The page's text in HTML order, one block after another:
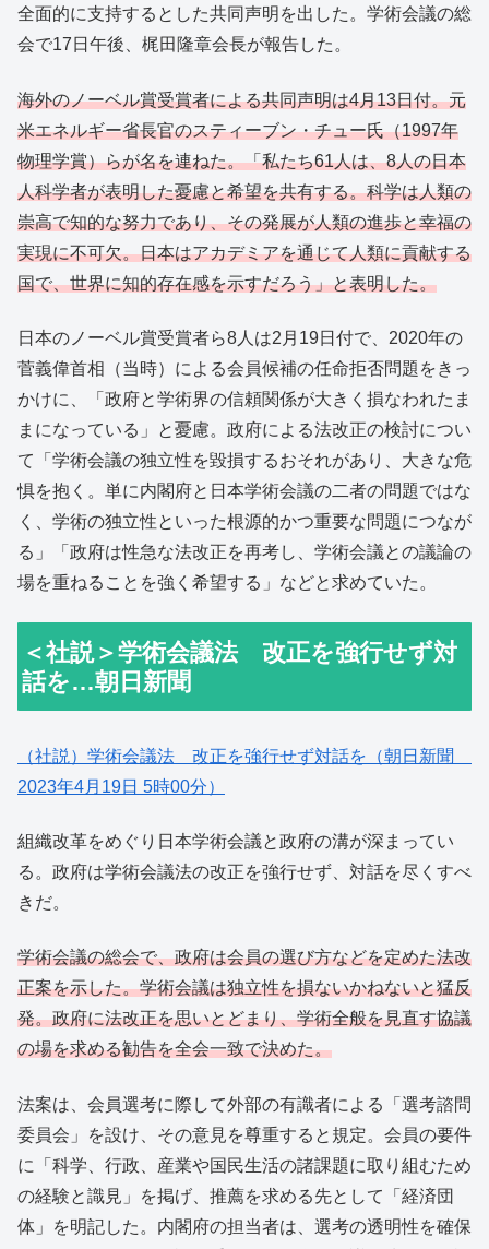
全面的に支持するとした共同声明を出した。学術会議の総
会で17日午後、梶田隆章会長が報告した。
海外のノーベル賞受賞者による共同声明は4月13日付。元
米エネルギー省長官のスティーブン・チュー氏（1997年
物理学賞）らが名を連ねた。「私たち61人は、8人の日本
人科学者が表明した憂慮と希望を共有する。科学は人類の
崇高で知的な努力であり、その発展が人類の進歩と幸福の
実現に不可欠。日本はアカデミアを通じて人類に貢献する
国で、世界に知的存在感を示すだろう」と表明した。
日本のノーベル賞受賞者ら8人は2月19日付で、2020年の
菅義偉首相（当時）による会員候補の任命拒否問題をきっ
かけに、「政府と学術界の信頼関係が大きく損なわれたま
まになっている」と憂慮。政府による法改正の検討につい
て「学術会議の独立性を毀損するおそれがあり、大きな危
惧を抱く。単に内閣府と日本学術会議の二者の問題ではな
く、学術の独立性といった根源的かつ重要な問題につなが
る」「政府は性急な法改正を再考し、学術会議との議論の
場を重ねることを強く希望する」などと求めていた。
＜社説＞学術会議法 改正を強行せず対
話を…朝日新聞
（社説）学術会議法 改正を強行せず対話を（朝日新聞
2023年4月19日 5時00分）
組織改革をめぐり日本学術会議と政府の溝が深まってい
る。政府は学術会議法の改正を強行せず、対話を尽くすべ
きだ。
学術会議の総会で、政府は会員の選び方などを定めた法改
正案を示した。学術会議は独立性を損ないかねないと猛反
発。政府に法改正を思いとどまり、学術全般を見直す協議
の場を求める勧告を全会一致で決めた。
法案は、会員選考に際して外部の有識者による「選考諮問
委員会」を設け、その意見を尊重すると規定。会員の要件
に「科学、行政、産業や国民生活の諸課題に取り組むため
の経験と識見」を掲げ、推薦を求める先として「経済団
体」を明記した。内閣府の担当者は、選考の透明性を確保